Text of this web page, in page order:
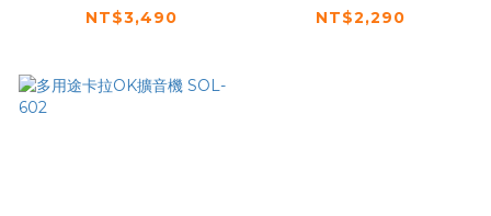
NT$3,490 NT$2,290